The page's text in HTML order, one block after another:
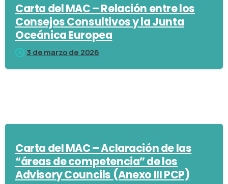
Carta del MAC – Relación entre los
Consejos Consultivos y la Junta
Oceánica Europea
3 de marzo de 2026
Carta del MAC – Aclaración de las
“áreas de competencia” de los
Advisory Councils (Anexo III PCP)